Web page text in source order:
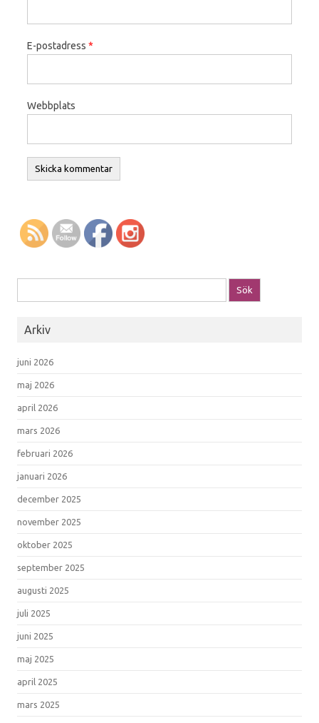
E-postadress *
Webbplats
Arkiv
juni 2026
maj 2026
april 2026
mars 2026
februari 2026
januari 2026
december 2025
november 2025
oktober 2025
september 2025
augusti 2025
juli 2025
juni 2025
maj 2025
april 2025
mars 2025